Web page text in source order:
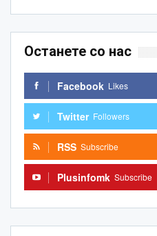
Останете со нас
Facebook Likes
Twitter Followers
RSS Subscribe
Plusinfomk Subscribe